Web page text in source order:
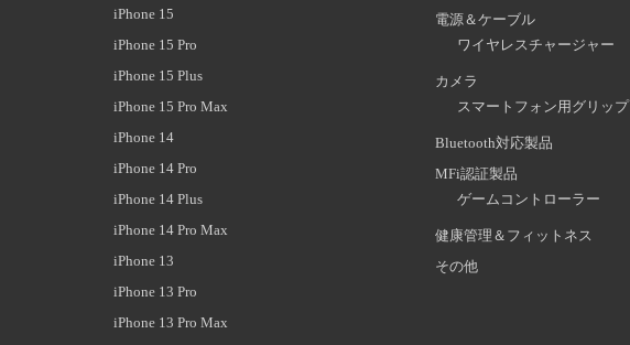
iPhone 15
iPhone 15 Pro
iPhone 15 Plus
iPhone 15 Pro Max
iPhone 14
iPhone 14 Pro
iPhone 14 Plus
iPhone 14 Pro Max
iPhone 13
iPhone 13 Pro
iPhone 13 Pro Max
電源＆ケーブル
ワイヤレスチャージャー
カメラ
スマートフォン用グリップ
Bluetooth対応製品
MFi認証製品
ゲームコントローラー
健康管理＆フィットネス
その他